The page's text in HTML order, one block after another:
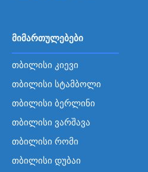
მიმართულებები
თბილისი კიევი
თბილისი სტამბოლი
თბილისი ბერლინი
თბილისი ვარშავა
თბილისი რომი
თბილისი დუბაი